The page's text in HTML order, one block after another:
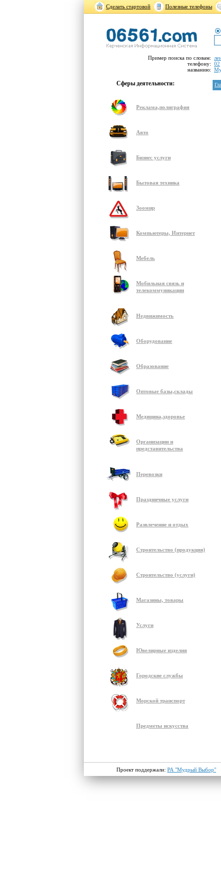
Сделать стартовой Полезные телефоны
Пример поиска по словам:
телефону:
названию:
02
Сферы деятельности:
Реклама,полиграфия
Авто
Бизнес услуги
Бытовая техника
Зоомир
Компьютеры, Интернет
Мебель
Мобильная связь и
телекоммуникации
Недвижимость
Оборудование
Образование
Оптовые базы,склады
Медицина,здоровье
Организации и
представительства
Перевозки
Праздничные услуги
Развлечение и отдых
Строительство (продукция)
Строительство (услуги)
Магазины, товары
Услуги
Ювелирные изделия
Городские службы
Морской транспорт
Предметы искусства
Проект поддержали: РА "Мудрый Выбор"